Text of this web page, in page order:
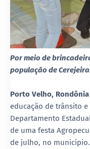
Por meio de
população de
Porto Velho,
educação de trânsito
Departamento
de uma festa
de julho, no